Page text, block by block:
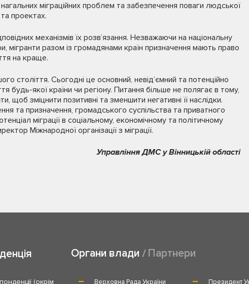
міграційних проблем та забезпечення поваги людської
та проектах.
механізмів їх розв’язання. Незважаючи на національну
мігранти разом із громадянами країн призначення мають право
на краще.
століття. Сьогодні це основний, невід’ємний та потенційно
будь-якої країни чи регіону. Питання більше не полягає в тому,
щоб зміцнити позитивні та зменшити негативні її наслідки.
та призначення, громадського суспільства та приватного
міграції в соціальному, економічному та політичному
Міжнародної організації з міграції.
Управління ДМС у Вінницькій області
(окрім
Органи влади Партнери
Верховна Рада України Президент